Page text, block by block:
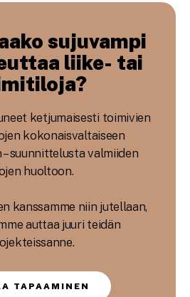
sujuvampi
liike- tai
ketjumaisesti toimivien
kokonaisvaltaiseen
suunnittelusta valmiiden
huoltoon.
kanssamme niin jutellaan,
auttaa juuri teidän
TAPAAMINEN